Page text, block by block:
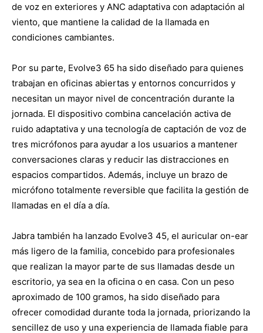
de voz en exteriores y ANC adaptativa con adaptación al
viento, que mantiene la calidad de la llamada en
condiciones cambiantes.
Por su parte, Evolve3 65 ha sido diseñado para quienes
trabajan en oficinas abiertas y entornos concurridos y
necesitan un mayor nivel de concentración durante la
jornada. El dispositivo combina cancelación activa de
ruido adaptativa y una tecnología de captación de voz de
tres micrófonos para ayudar a los usuarios a mantener
conversaciones claras y reducir las distracciones en
espacios compartidos. Además, incluye un brazo de
micrófono totalmente reversible que facilita la gestión de
llamadas en el día a día.
Jabra también ha lanzado Evolve3 45, el auricular on-ear
más ligero de la familia, concebido para profesionales
que realizan la mayor parte de sus llamadas desde un
escritorio, ya sea en la oficina o en casa. Con un peso
aproximado de 100 gramos, ha sido diseñado para
ofrecer comodidad durante toda la jornada, priorizando la
sencillez de uso y una experiencia de llamada fiable para